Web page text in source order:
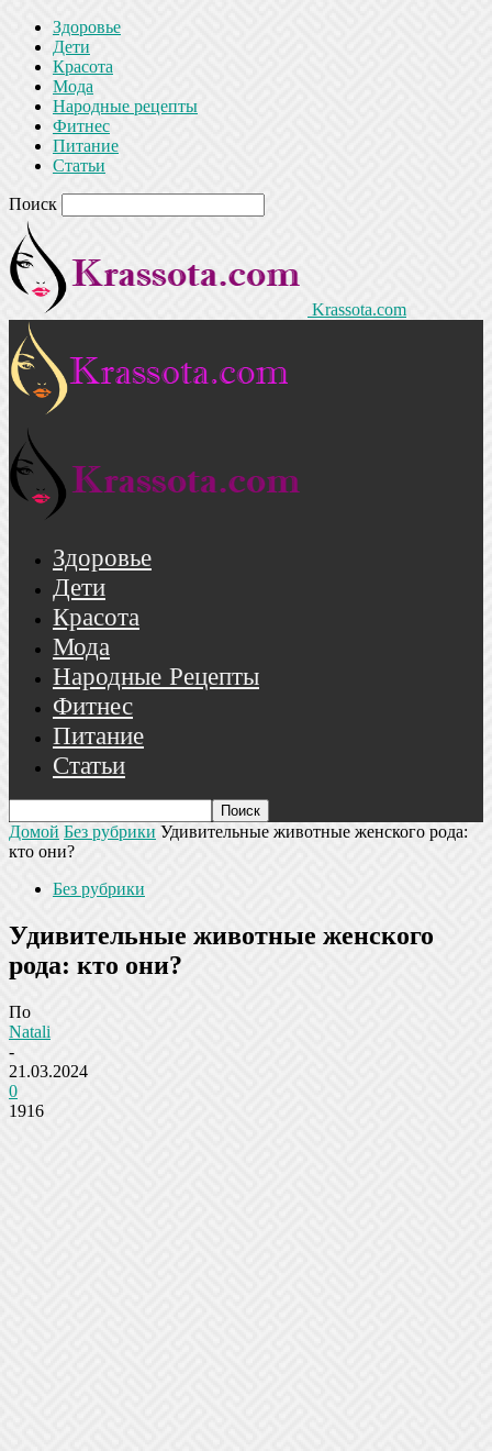
Здоровье
Дети
Красота
Мода
Народные рецепты
Фитнес
Питание
Статьи
Поиск
Krassota.com
Здоровье
Дети
Красота
Мода
Народные Рецепты
Фитнес
Питание
Статьи
Домой Без рубрики Удивительные животные женского рода:
кто они?
Без рубрики
Удивительные животные женского
рода: кто они?
По
Natali
-
21.03.2024
0
1916